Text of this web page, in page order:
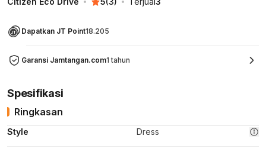
Dapatkan JT Point18.205
Garansi Jamtangan.com1 tahun
Spesifikasi
Ringkasan
Style Dress